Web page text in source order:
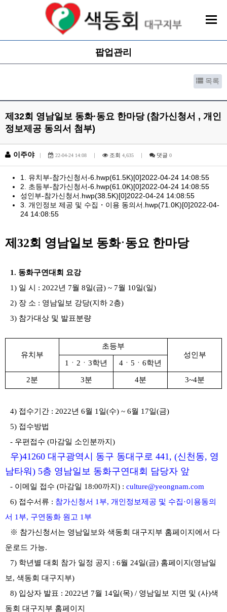
팝업관리
목록
제32회 영남일보 동화·동요 한마당 (참가신청서 , 개인
정보제공 동의서 첨부)
이주야 | 22-04-24 14:08 | 조회 4,635 | 댓글 0
1. 유치부-참가신청서-6.hwp(61.5K)[0]2022-04-24 14:08:55
2. 초등부-참가신청서-6.hwp(61.0K)[0]2022-04-24 14:08:55
성인부-참가신청서.hwp(38.5K)[0]2022-04-24 14:08:55
3. 개인정보 제공 및 수집・이용 동의서.hwp(71.0K)[0]2022-04-
24 14:08:55
제 32회 영남일보 동화·동요 한마당
1. 동화구연대회 요강
1) 일 시 : 2022년 7월 8일(금) ~ 7월 10일(일)
2) 장 소 : 영남일보 강당(지하 2층)
3) 참가대상 및 발표분량
유치부
초등부
성인부
1 ㆍ 2 ㆍ 3학년 4 ㆍ 5 ㆍ 6학년
2분 3분 4분 3~4분
4) 접수기간 : 2022년 6월 1 일(수) ~ 6월 17일(금)
5) 접수방법
- 우편접수 (마감일 소인분까지 )
우)41260 대구광역시 동구 동대구로 441, (신천동, 영
남타워 ) 5층 영남일보 동화구연대회 담당자 앞
- 이메일 접수 (마감일 18:00까지 ) : culture@yeongnam.com
6) 접수서류 : 참가신청서 1 부, 개인정보제공 및 수집·이용동의
서 1 부, 구연동화 원고 1 부
※ 참가신청서는 영남일보와 색동회 대구지부 홈페이지에서 다
운로드 가능.
7) 학년별 대회 참가 일정 공지 : 6월 24일(금) 홈페이지 (영남일
보, 색동회 대구지부)
8) 입상자 발표 : 2022년 7월 14일(목) / 영남일보 지면 및 (사)색
동회 대구지부 홈페이지